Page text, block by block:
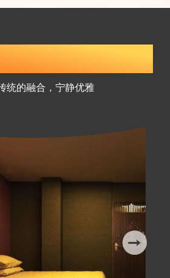
优美的环境
统的融合，宁静优雅